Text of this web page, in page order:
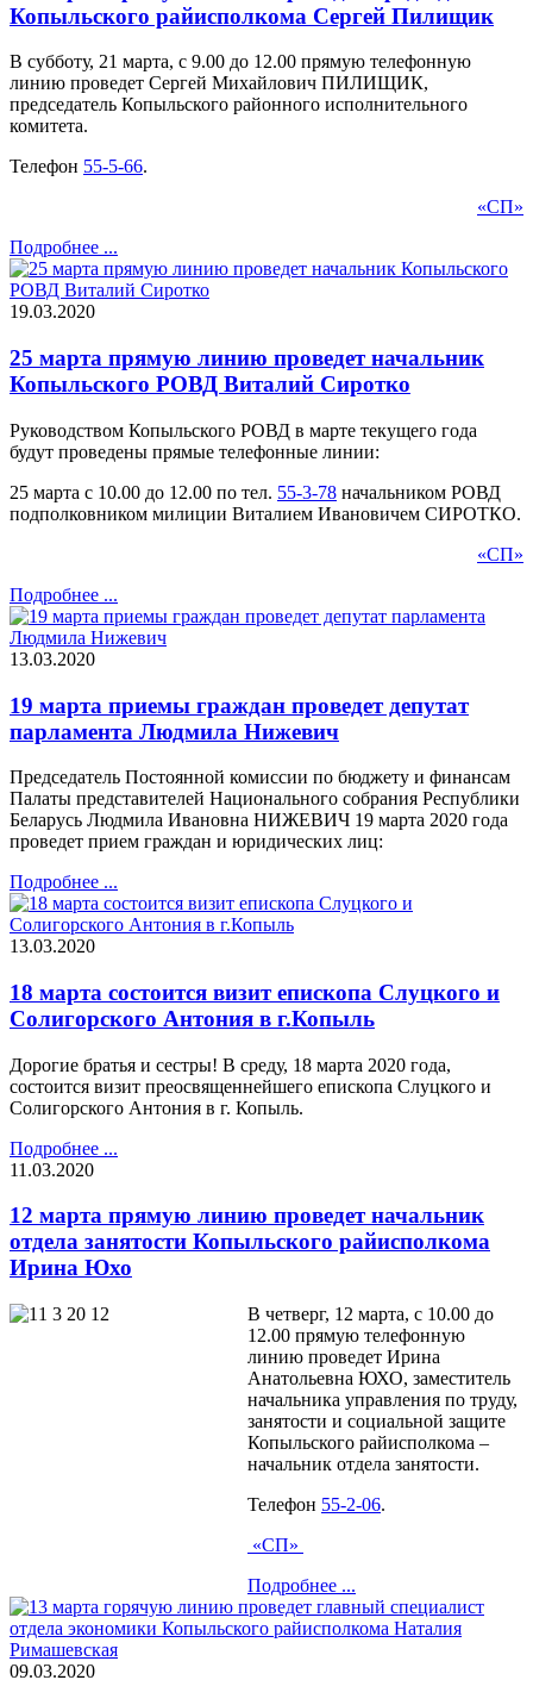
Копыльского райисполкома Сергей Пилищик
В субботу, 21 марта, с 9.00 до 12.00 прямую телефонную
линию проведет Сергей Михайлович ПИЛИЩИК,
председатель Копыльского районного исполнительного
комитета.
Телефон 55-5-66.
«СП»
Подробнее ...
19.03.2020
25 марта прямую линию проведет начальник
Копыльского РОВД Виталий Сиротко
Руководством Копыльского РОВД в марте текущего года
будут проведены прямые телефонные линии:
25 марта с 10.00 до 12.00 по тел. 55-3-78 начальником РОВД
подполковником милиции Виталием Ивановичем СИРОТКО.
«СП»
Подробнее ...
13.03.2020
19 марта приемы граждан проведет депутат
парламента Людмила Нижевич
Председатель Постоянной комиссии по бюджету и финансам
Палаты представителей Национального собрания Республики
Беларусь Людмила Ивановна НИЖЕВИЧ 19 марта 2020 года
проведет прием граждан и юридических лиц:
Подробнее ...
13.03.2020
18 марта состоится визит епископа Слуцкого и
Солигорского Антония в г.Копыль
Дорогие братья и сестры! В среду, 18 марта 2020 года,
состоится визит преосвященнейшего епископа Слуцкого и
Солигорского Антония в г. Копыль.
Подробнее ...
11.03.2020
12 марта прямую линию проведет начальник
отдела занятости Копыльского райисполкома
Ирина Юхо
В четверг, 12 марта, с 10.00 до
12.00 прямую телефонную
линию проведет Ирина
Анатольевна ЮХО, заместитель
начальника управления по труду,
занятости и социальной защите
Копыльского райисполкома –
начальник отдела занятости.
Телефон 55-2-06.
«СП»
Подробнее ...
09.03.2020